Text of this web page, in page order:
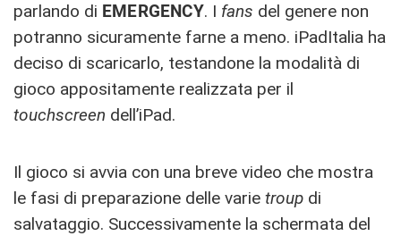
parlando di EMERGENCY. I fans del genere non
potranno sicuramente farne a meno. iPadItalia ha
deciso di scaricarlo, testandone la modalità di
gioco appositamente realizzata per il
touchscreen dell’iPad.
Il gioco si avvia con una breve video che mostra
le fasi di preparazione delle varie troup di
salvataggio. Successivamente la schermata del